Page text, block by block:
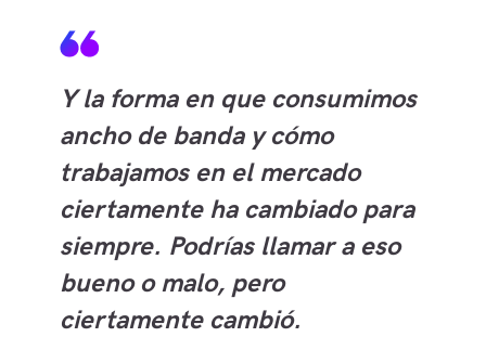
Y la forma en que consumimos
ancho de banda y cómo
trabajamos en el mercado
ciertamente ha cambiado para
siempre. Podrías llamar a eso
bueno o malo, pero
ciertamente cambió.